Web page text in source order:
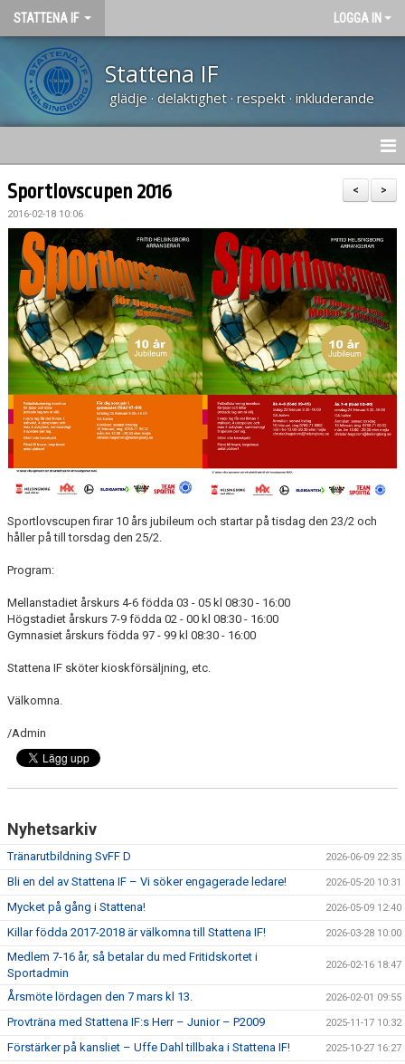
STATTENA IF LOGGA IN
Stattena IF
glädje · delaktighet · respekt · inkluderande
HEM
NYHETER
TRÄNARUTBILDNING SVFF D
OM KLUBBEN
KALENDER
VÅRA LAG
SPONSORER
AVGIFTER
FÖRENINGSSHOP
KONTAKT
STATTENA CUP
INTRESSEANMÄLAN MEDLEM/SPELARE
>
<
Sportlovscupen 2016
2016-02-18 10:06
Sportlovscupen firar 10 års jubileum och startar på tisdag den 23/2 och
håller på till torsdag den 25/2.
Program:
Mellanstadiet årskurs 4-6 födda 03 - 05 kl 08:30 - 16:00
Högstadiet årskurs 7-9 födda 02 - 00 kl 08:30 - 16:00
Gymnasiet årskurs födda 97 - 99 kl 08:30 - 16:00
Stattena IF sköter kioskförsäljning, etc.
Välkomna.
/Admin
Nyhetsarkiv
Tränarutbildning SvFF D 2026-06-09 22:35
Bli en del av Stattena IF – Vi söker engagerade ledare! 2026-05-20 10:31
Mycket på gång i Stattena! 2026-05-09 12:40
Killar födda 2017-2018 är välkomna till Stattena IF! 2026-03-28 10:00
Medlem 7-16 år, så betalar du med Fritidskortet i
Sportadmin
2026-02-16 18:47
Årsmöte lördagen den 7 mars kl 13. 2026-02-01 09:55
Provträna med Stattena IF:s Herr – Junior – P2009 2025-11-17 10:32
Förstärker på kansliet – Uffe Dahl tillbaka i Stattena IF! 2025-10-27 16:27